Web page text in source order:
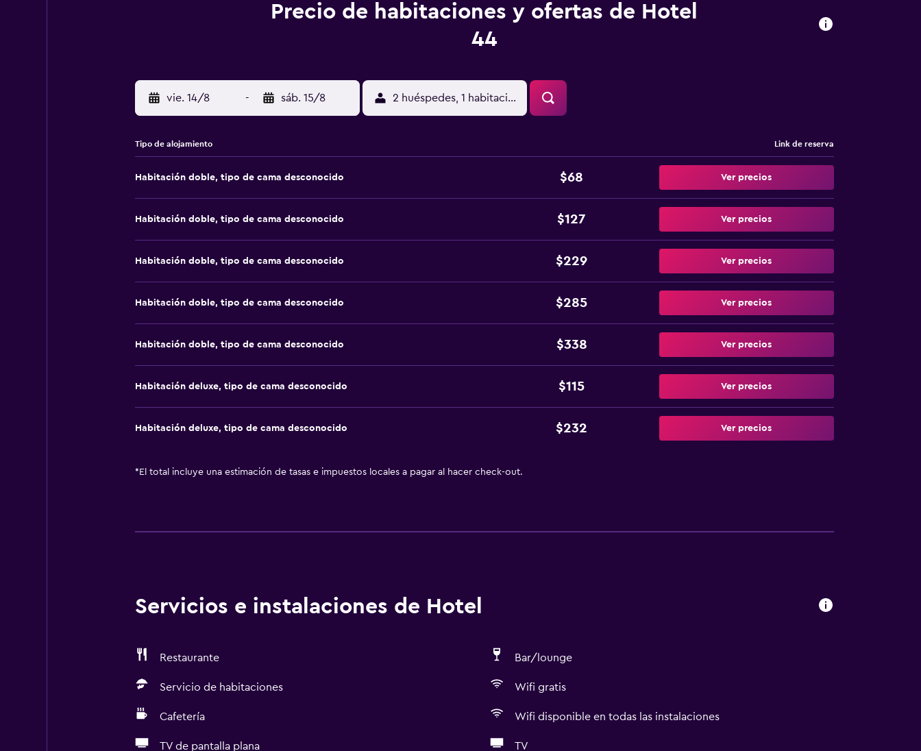
Precio de habitaciones y ofertas de Hotel
44
vie. 14/8 - sáb. 15/8 2 huéspedes, 1 habitación
Tipo de alojamiento Link de reserva
Habitación doble, tipo de cama desconocido $68 Ver precios
Habitación doble, tipo de cama desconocido $127 Ver precios
Habitación doble, tipo de cama desconocido $229 Ver precios
Habitación doble, tipo de cama desconocido $285 Ver precios
Habitación doble, tipo de cama desconocido $338 Ver precios
Habitación deluxe, tipo de cama desconocido $115 Ver precios
Habitación deluxe, tipo de cama desconocido $232 Ver precios
* El total incluye una estimación de tasas e impuestos locales a pagar al hacer check-out.
Servicios e instalaciones de Hotel
Restaurante Bar/lounge
Servicio de habitaciones Wifi gratis
Cafetería Wifi disponible en todas las instalaciones
TV de pantalla plana TV